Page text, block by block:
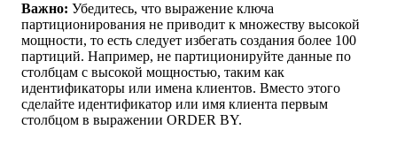
Важно: Убедитесь, что выражение ключа
партиционирования не приводит к множеству высокой
мощности, то есть следует избегать создания более 100
партиций. Например, не партиционируйте данные по
столбцам с высокой мощностью, таким как
идентификаторы или имена клиентов. Вместо этого
сделайте идентификатор или имя клиента первым
столбцом в выражении ORDER BY.